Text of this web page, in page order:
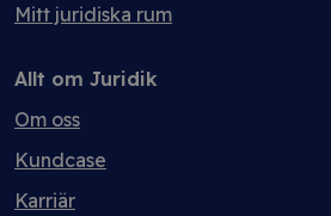
Mitt juridiska rum
Allt om Juridik
Om oss
Kundcase
Karriär